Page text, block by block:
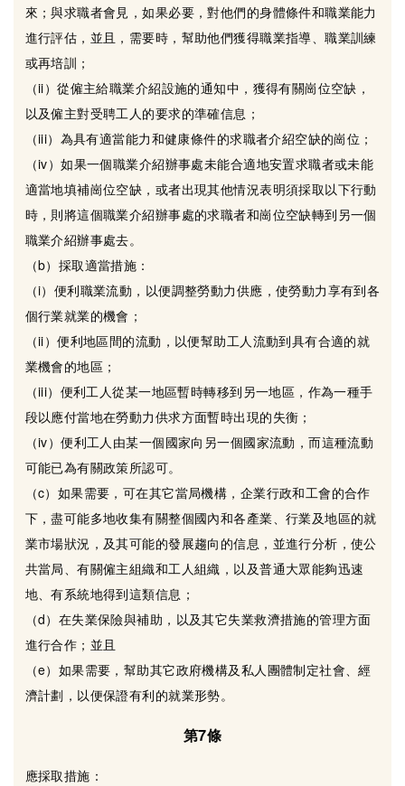
來；與求職者會見，如果必要，對他們的身體條件和職業能力
進行評估，並且，需要時，幫助他們獲得職業指導、職業訓練
或再培訓；
（ii）從僱主給職業介紹設施的通知中，獲得有關崗位空缺，
以及僱主對受聘工人的要求的準確信息；
（iii）為具有適當能力和健康條件的求職者介紹空缺的崗位；
（iv）如果一個職業介紹辦事處未能合適地安置求職者或未能
適當地填補崗位空缺，或者出現其他情況表明須採取以下行動
時，則將這個職業介紹辦事處的求職者和崗位空缺轉到另一個
職業介紹辦事處去。
（b）採取適當措施：
（i）便利職業流動，以便調整勞動力供應，使勞動力享有到各
個行業就業的機會；
（ii）便利地區間的流動，以便幫助工人流動到具有合適的就
業機會的地區；
（iii）便利工人從某一地區暫時轉移到另一地區，作為一種手
段以應付當地在勞動力供求方面暫時出現的失衡；
（iv）便利工人由某一個國家向另一個國家流動，而這種流動
可能已為有關政策所認可。
（c）如果需要，可在其它當局機構，企業行政和工會的合作
下，盡可能多地收集有關整個國內和各產業、行業及地區的就
業市場狀況，及其可能的發展趨向的信息，並進行分析，使公
共當局、有關僱主組織和工人組織，以及普通大眾能夠迅速
地、有系統地得到這類信息；
（d）在失業保險與補助，以及其它失業救濟措施的管理方面
進行合作；並且
（e）如果需要，幫助其它政府機構及私人團體制定社會、經
濟計劃，以便保證有利的就業形勢。
第7條
應採取措施：